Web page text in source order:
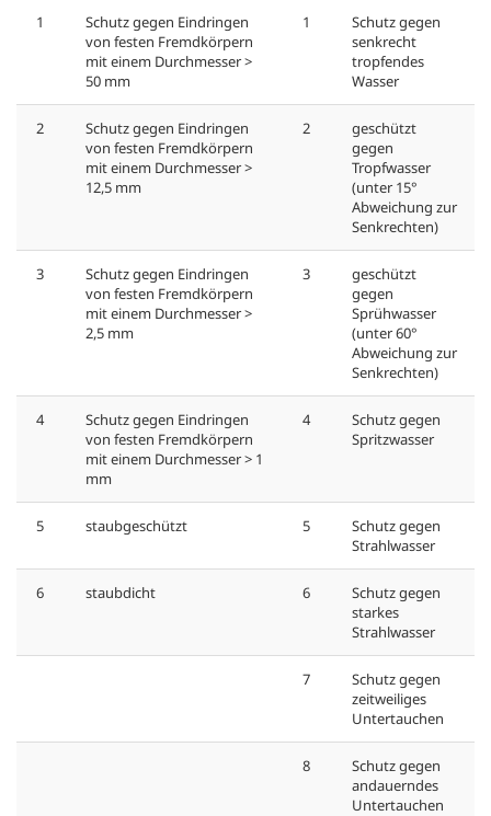
1
Schutz gegen Eindringen
von festen Fremdkörpern
mit einem Durchmesser >
50 mm
1
Schutz gegen
senkrecht
tropfendes
Wasser
2
Schutz gegen Eindringen
von festen Fremdkörpern
mit einem Durchmesser >
12,5 mm
2
geschützt
gegen
Tropfwasser
(unter 15°
Abweichung zur
Senkrechten)
3
Schutz gegen Eindringen
von festen Fremdkörpern
mit einem Durchmesser >
2,5 mm
3
geschützt
gegen
Sprühwasser
(unter 60°
Abweichung zur
Senkrechten)
4
Schutz gegen Eindringen
von festen Fremdkörpern
mit einem Durchmesser > 1
mm
4
Schutz gegen
Spritzwasser
5 staubgeschützt 5
Schutz gegen
Strahlwasser
6 staubdicht 6
Schutz gegen
starkes
Strahlwasser
7
Schutz gegen
zeitweiliges
Untertauchen
8
Schutz gegen
andauerndes
Untertauchen